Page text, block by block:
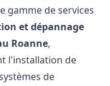
gamme de services
et dépannage
Roanne,
l'installation de
de